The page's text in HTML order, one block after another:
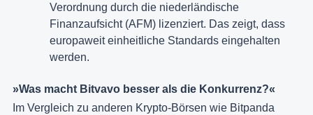
Verordnung durch die niederländische
Finanzaufsicht (AFM) lizenziert. Das zeigt, dass
europaweit einheitliche Standards eingehalten
werden.
»Was macht Bitvavo besser als die Konkurrenz?«
Im Vergleich zu anderen Krypto-Börsen wie Bitpanda